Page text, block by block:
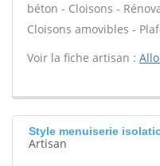
béton - Cloisons -
Cloisons amovibles -
Voir la fiche artisan :
Style menuiserie
Artisan